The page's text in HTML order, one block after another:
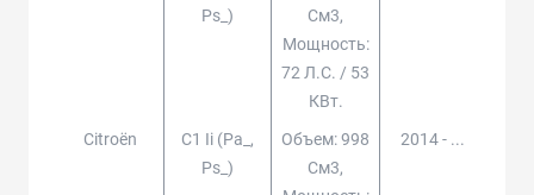
Ps_)
См3,
Мощность:
72 Л.с. / 53
КВт.
Citroën
C1 Ii (pa_,
Ps_)
Объем: 998
См3,
2014 - ...